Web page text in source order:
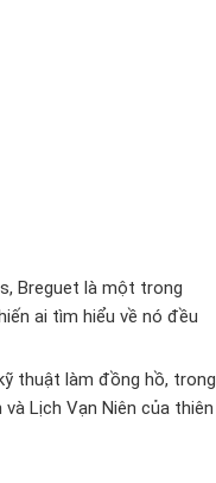
Breguet là một trong
ai tìm hiểu về nó đều
thuật làm đồng hồ, trong
Lịch Vạn Niên của thiên